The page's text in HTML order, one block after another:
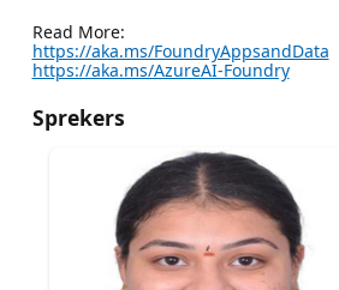
Read More:
https://aka.ms/FoundryAppsandData
https://aka.ms/AzureAI-Foundry
Sprekers